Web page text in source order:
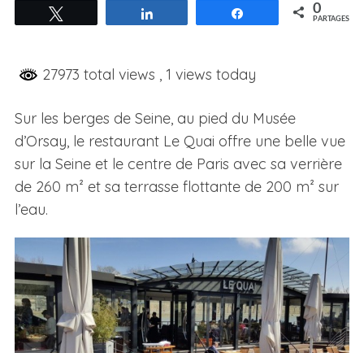
Partagez 0
PARTAGES
27973 total views , 1 views today
Sur les berges de Seine, au pied du Musée
d’Orsay, le restaurant Le Quai offre une belle vue
sur la Seine et le centre de Paris avec sa verrière
de 260 m² et sa terrasse flottante de 200 m² sur
l’eau.